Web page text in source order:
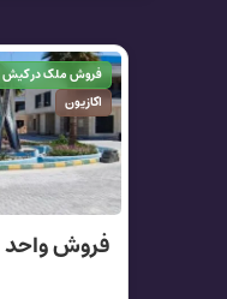
فروش ملک در کیش
اکازیون
فروش واحد ۶۵ متری مجتمع کندو